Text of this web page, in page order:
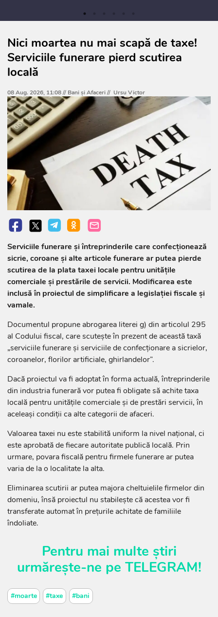
Nici moartea nu mai scapă de taxe!
Serviciile funerare pierd scutirea
locală
08 Aug. 2026, 11:08 // Bani și Afaceri// Ursu Victor
Serviciile funerare și întreprinderile care confecționează
sicrie, coroane și alte articole funerare ar putea pierde
scutirea de la plata taxei locale pentru unitățile
comerciale și prestările de servicii. Modificarea este
inclusă în proiectul de simplificare a legislației fiscale și
vamale.
Documentul propune abrogarea literei g) din articolul 295
al Codului fiscal, care scutește în prezent de această taxă
„serviciile funerare și serviciile de confecționare a sicrielor,
coroanelor, florilor artificiale, ghirlandelor”.
Dacă proiectul va fi adoptat în forma actuală, întreprinderile
din industria funerară vor putea fi obligate să achite taxa
locală pentru unitățile comerciale și de prestări servicii, în
aceleași condiții ca alte categorii de afaceri.
Valoarea taxei nu este stabilită uniform la nivel național, ci
este aprobată de fiecare autoritate publică locală. Prin
urmare, povara fiscală pentru firmele funerare ar putea
varia de la o localitate la alta.
Eliminarea scutirii ar putea majora cheltuielile firmelor din
domeniu, însă proiectul nu stabilește că acestea vor fi
transferate automat în prețurile achitate de familiile
îndoliate.
Pentru mai multe știri
urmărește-ne pe TELEGRAM!
#moarte #taxe #bani